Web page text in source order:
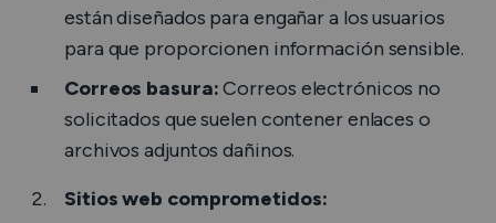
están diseñados para engañar a los usuarios
para que proporcionen información sensible.
Correos basura:Correos electrónicos no
solicitados que suelen contener enlaces o
archivos adjuntos dañinos.
Sitios web comprometidos: